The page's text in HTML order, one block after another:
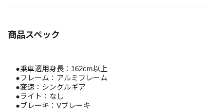
商品スペック
●乗車適用身長：162cm以上
●フレーム：アルミフレーム
●変速：シングルギア
●ライト：なし
●ブレーキ：Vブレーキ